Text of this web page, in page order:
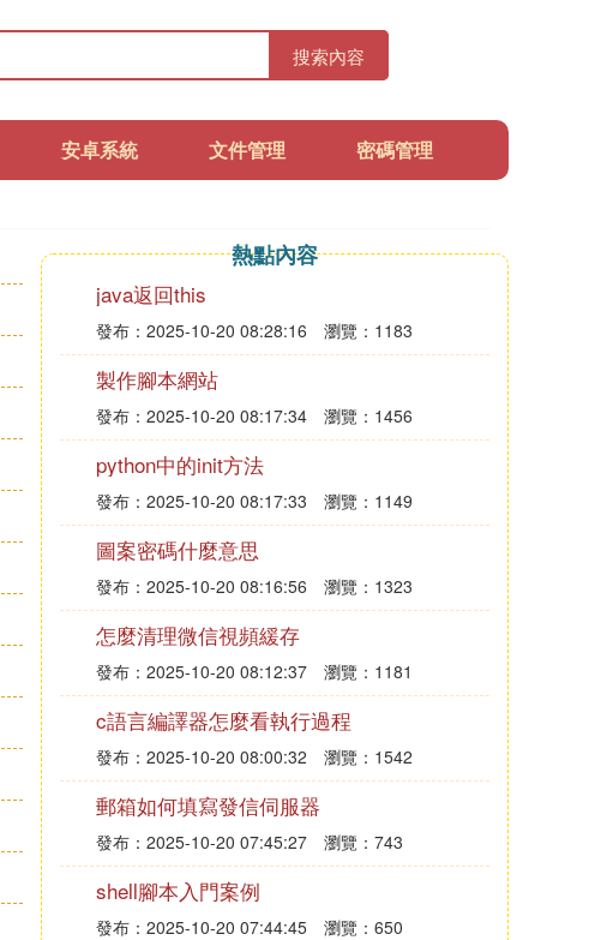
搜索內容
安卓系統 文件管理 密碼管理
熱點內容
java返回this
發布：2025-10-20 08:28:16 瀏覽：1183
製作腳本網站
發布：2025-10-20 08:17:34 瀏覽：1456
python中的init方法
發布：2025-10-20 08:17:33 瀏覽：1149
圖案密碼什麼意思
發布：2025-10-20 08:16:56 瀏覽：1323
怎麼清理微信視頻緩存
發布：2025-10-20 08:12:37 瀏覽：1181
c語言編譯器怎麼看執行過程
發布：2025-10-20 08:00:32 瀏覽：1542
郵箱如何填寫發信伺服器
發布：2025-10-20 07:45:27 瀏覽：743
shell腳本入門案例
發布：2025-10-20 07:44:45 瀏覽：650